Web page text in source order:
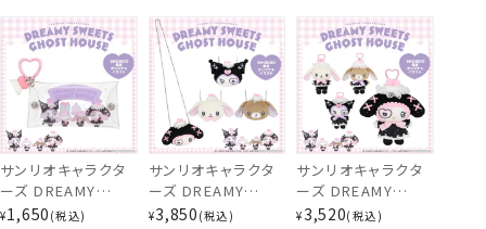
ぬいぐるみポシェット
皮ネームチャーム
＜ マイメロディ / ク
ロミ ＞ 粧美堂
shobido ドリーミ
ー スイーツ ゴース
ト ハウス シリーズ
ンガムチェックミニ
巾着 ＜ マイメロデ
ィ / クロミ / シュガ
ーバニーズ（しろう
さ） / シュガーバニ
ーズ（くろうさ） ＞
粧美堂 shobido ド
リーミー スイーツ
ゴースト ハウス シ
リーズ
ンガムチェックティ
ッシュポーチ ＜ マ
イメロディ＆クロミ
/ シュガーバニーズ
＞ 粧美堂 shobido
ドリーミー スイーツ
ゴースト ハウス シ
リーズ
サンリオキャラクタ
ーズ DREAMY
SWEETS GHOST
¥1,650 税込
サンリオキャラクタ
ーズ DREAMY
SWEETS GHOST
¥3,850 税込
サンリオキャラクタ
ーズ DREAMY
SWEETS GHOST
¥ 3,520 税込